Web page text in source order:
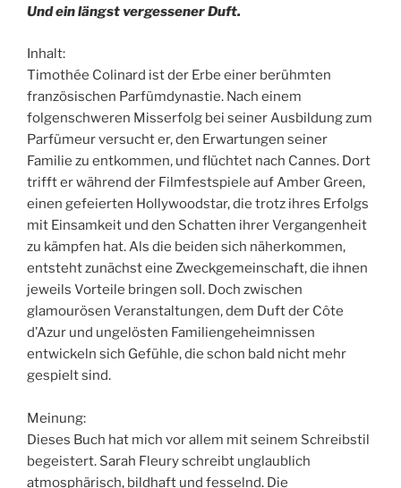
Und ein längst vergessener Duft.
Inhalt:
Timothée Colinard ist der Erbe einer berühmten
französischen Parfümdynastie. Nach einem
folgenschweren Misserfolg bei seiner Ausbildung zum
Parfümeur versucht er, den Erwartungen seiner
Familie zu entkommen, und flüchtet nach Cannes. Dort
trifft er während der Filmfestspiele auf Amber Green,
einen gefeierten Hollywoodstar, die trotz ihres Erfolgs
mit Einsamkeit und den Schatten ihrer Vergangenheit
zu kämpfen hat. Als die beiden sich näherkommen,
entsteht zunächst eine Zweckgemeinschaft, die ihnen
jeweils Vorteile bringen soll. Doch zwischen
glamourösen Veranstaltungen, dem Duft der Côte
d’Azur und ungelösten Familiengeheimnissen
entwickeln sich Gefühle, die schon bald nicht mehr
gespielt sind.
Meinung:
Dieses Buch hat mich vor allem mit seinem Schreibstil
begeistert. Sarah Fleury schreibt unglaublich
atmosphärisch, bildhaft und fesselnd. Die